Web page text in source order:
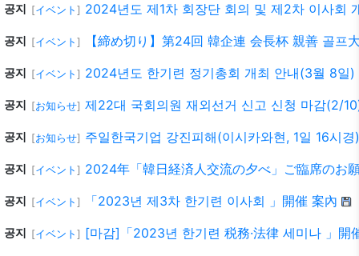
공지 [イベント ] 2024년도 제1차 회장단 회의 및 제2차 이사회
공지 [イベント ] 【締め切り】第24回 韓企連 会長杯 親善 골프
공지 [イベント ] 2024년도 한기련 정기총회 개최 안내(3월 8일)
공지 [お知らせ] 제22대 국회의원 재외선거 신고 신청 마감(2/
공지 [お知らせ] 주일한국기업 강진피해(이시카와현, 1일 16시
공지 [イベント ] 2024年「韓日経済人交流の夕べ」ご臨席のお
공지 [イベント ] 「2023년 제3차 한기련 이사회 」開催 案內
공지 [イベント ] [마감]「2023년 한기련 税務·法律 세미나 」開